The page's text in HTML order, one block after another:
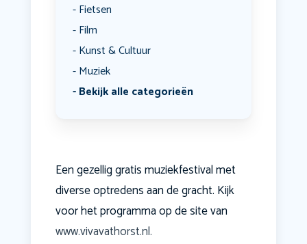
Fietsen
Film
Kunst & Cultuur
Muziek
Bekijk alle categorieën
Een gezellig gratis muziekfestival met
diverse optredens aan de gracht. Kijk
voor het programma op de site van
www.vivavathorst.nl.